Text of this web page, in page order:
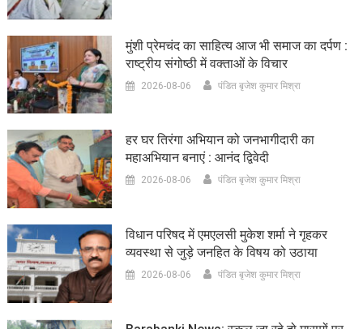
मुंशी प्रेमचंद का साहित्य आज भी समाज का दर्पण :
राष्ट्रीय संगोष्ठी में वक्ताओं के विचार
2026-08-06 पंडित बृजेश कुमार मिश्रा
हर घर तिरंगा अभियान को जनभागीदारी का
महाअभियान बनाएं : आनंद द्विवेदी
2026-08-06 पंडित बृजेश कुमार मिश्रा
विधान परिषद में एमएलसी मुकेश शर्मा ने गृहकर
व्यवस्था से जुड़े जनहित के विषय को उठाया
2026-08-06 पंडित बृजेश कुमार मिश्रा